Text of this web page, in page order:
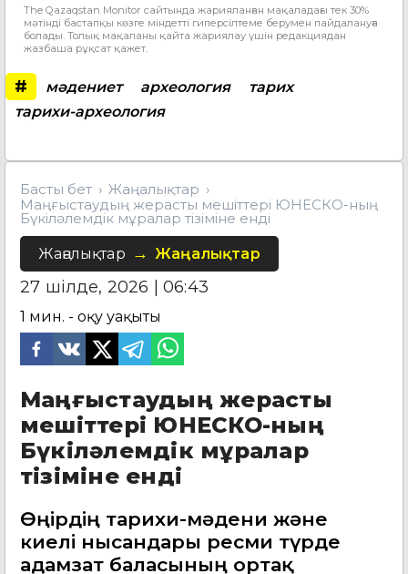
The Qazaqstan Monitor сайтында жарияланған мақаладағы тек 30%
мәтінді бастапқы көзге міндетті гиперсілтеме берумен пайдалануға
болады. Толық мақаланы қайта жариялау үшін редакциядан
жазбаша рұқсат қажет.
# мәдениет археология
тарих
тарихи-археология
Басты бет
Жаңалықтар
Маңғыстаудың жерасты мешіттері ЮНЕСКО-ның
Бүкіләлемдік мұралар тізіміне енді
Жаңалықтар Жаңалықтар
27 шілде, 2026 | 06:43
1 мин. - оқу уақыты
Маңғыстаудың жерасты
мешіттері ЮНЕСКО-ның
Бүкіләлемдік мұралар
тізіміне енді
Өңірдің тарихи-мәдени және
киелі нысандары ресми түрде
адамзат баласының ортақ